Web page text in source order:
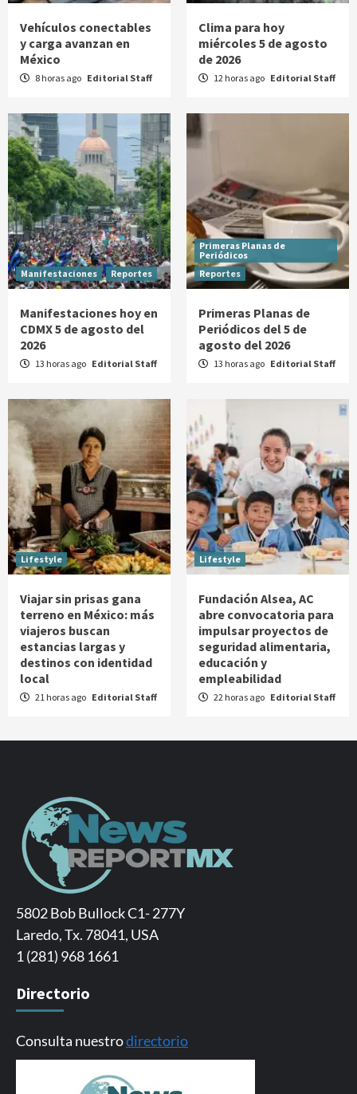
Vehículos conectables
y carga avanzan en
México
8 horas ago Editorial Staff
Clima para hoy
miércoles 5 de agosto
de 2026
12 horas ago Editorial Staff
Manifestaciones Reportes
Manifestaciones hoy en
CDMX 5 de agosto del
2026
13 horas ago Editorial Staff
Primeras Planas de
Periódicos
Reportes
Primeras Planas de
Periódicos del 5 de
agosto del 2026
13 horas ago Editorial Staff
Lifestyle
Viajar sin prisas gana
terreno en México: más
viajeros buscan
estancias largas y
destinos con identidad
local
21 horas ago Editorial Staff
Lifestyle
Fundación Alsea, AC
abre convocatoria para
impulsar proyectos de
seguridad alimentaria,
educación y
empleabilidad
22 horas ago Editorial Staff
5802 Bob Bullock C1- 277Y
Laredo, Tx. 78041, USA
1 (281) 968 1661
Directorio
Consulta nuestrodirectorio